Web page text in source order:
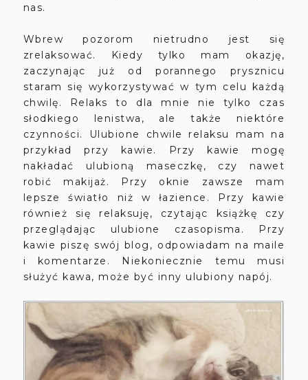
nas.
Wbrew pozorom nietrudno jest się
zrelaksować. Kiedy tylko mam okazję,
zaczynając już od porannego prysznicu
staram się wykorzystywać w tym celu każdą
chwilę. Relaks to dla mnie nie tylko czas
słodkiego lenistwa, ale także niektóre
czynności. Ulubione chwile relaksu mam na
przykład przy kawie. Przy kawie mogę
nakładać ulubioną maseczkę, czy nawet
robić makijaż. Przy oknie zawsze mam
lepsze światło niż w łazience. Przy kawie
również się relaksuję, czytając książkę czy
przeglądając ulubione czasopisma. Przy
kawie piszę swój blog, odpowiadam na maile
i komentarze. Niekoniecznie temu musi
służyć kawa, może być inny ulubiony napój.